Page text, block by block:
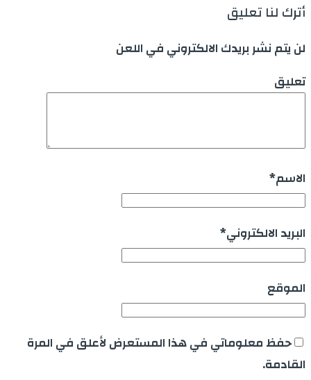
أترك لنا تعليق
لن يتم نشر بريدك الالكتروني في اللعن
تعليق
الاسم*
البريد الالكتروني*
الموقع
حفظ معلوماتي في هذا المستعرض لأعلق في المرة
القادمة.